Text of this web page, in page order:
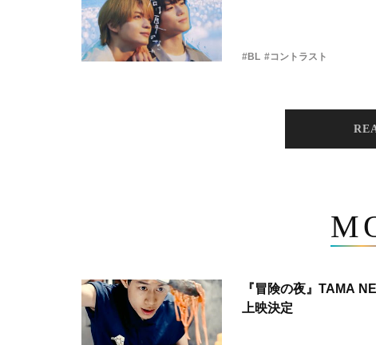
#BL #コントラスト
『冒険の夜』TAMA
上映決定